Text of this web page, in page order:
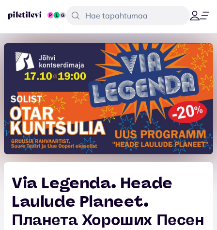
Via Legenda. Heade
Laulude Planeet.
Планета Хороших Песен